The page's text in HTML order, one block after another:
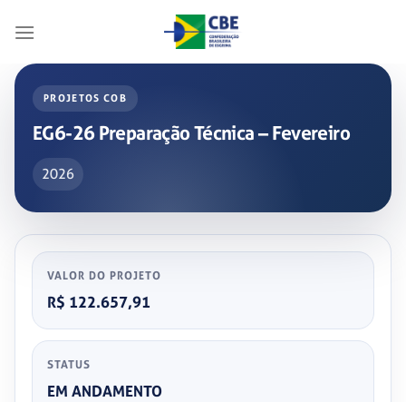
PROJETOS COB
EG6-26 Preparação Técnica – Fevereiro
2026
VALOR DO PROJETO
R$ 122.657,91
STATUS
EM ANDAMENTO